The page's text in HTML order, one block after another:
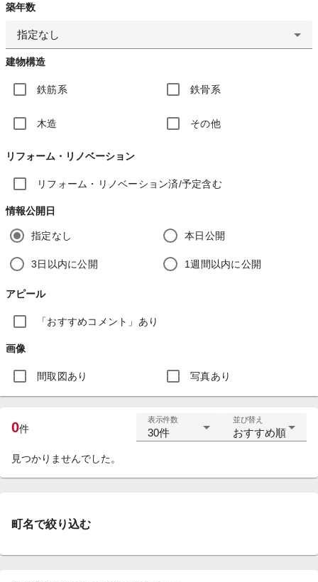
築年数
指定なし
建物構造
鉄筋系 鉄骨系
木造 その他
リフォーム・リノベーション
リフォーム・リノベーション済/予定含む
情報公開日
指定なし 本日公開
3日以内に公開 1週間以内に公開
アピール
「おすすめコメント」あり
画像
間取図あり 写真あり
0件
表示件数
30件
並び替え
おすすめ順
見つかりませんでした。
町名で絞り込む